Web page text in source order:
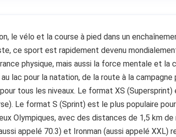
le vélo et la course à pied dans un
ce sport est rapidement devenu
physique, mais aussi la force mentale et la
lac pour la natation, de la route à la
tous les niveaux. Le format XS (Supersprint)
Le format S (Sprint) est le plus populaire
Olympiques, avec des distances de 1,5 km
appelé 70.3) et Ironman (aussi appelé XXL)